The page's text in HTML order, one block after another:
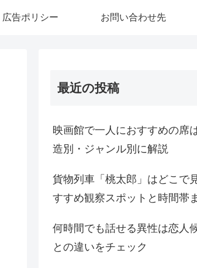
広告ポリシー お問い合わせ先
最近の投稿
映画館で一人におすすめの席
造別・ジャンル別に解説
貨物列車「桃太郎」はどこで
すすめ観察スポットと時間帯
何時間でも話せる異性は恋人
との違いをチェック